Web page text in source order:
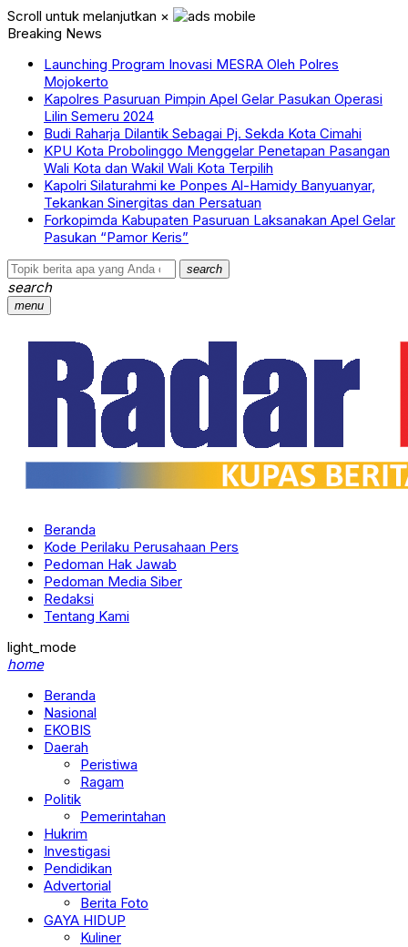
Scroll untuk melanjutkan ×
Breaking News
Launching Program Inovasi MESRA Oleh Polres
Mojokerto
Kapolres Pasuruan Pimpin Apel Gelar Pasukan Operasi
Lilin Semeru 2024
Budi Raharja Dilantik Sebagai Pj. Sekda Kota Cimahi
KPU Kota Probolinggo Menggelar Penetapan Pasangan
Wali Kota dan Wakil Wali Kota Terpilih
Kapolri Silaturahmi ke Ponpes Al-Hamidy Banyuanyar,
Tekankan Sinergitas dan Persatuan
Forkopimda Kabupaten Pasuruan Laksanakan Apel Gelar
Pasukan “Pamor Keris”
search
search
menu
Beranda
Kode Perilaku Perusahaan Pers
Pedoman Hak Jawab
Pedoman Media Siber
Redaksi
Tentang Kami
light_mode
home
Beranda
Nasional
EKOBIS
Daerah
Peristiwa
Ragam
Politik
Pemerintahan
Hukrim
Investigasi
Pendidikan
Advertorial
Berita Foto
GAYA HIDUP
Kuliner